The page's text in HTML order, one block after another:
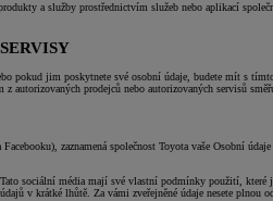
a služby prostřednictvím služeb nebo aplikací
jim poskytnete své osobní údaje, budete mít s
autorizovaných prodejců nebo autorizovaných servisů
zaznamená společnost Toyota vaše Osobní
sociální média mají své vlastní podmínky použití,
v krátké lhůtě. Za vámi zveřejněné údaje nesete plnou